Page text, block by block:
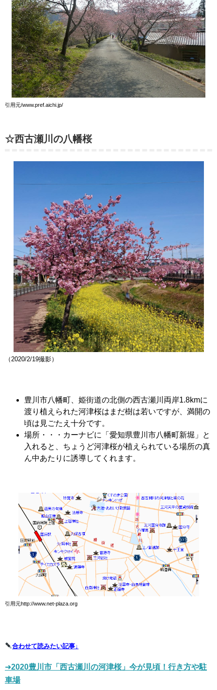
引用元/www.pref.aichi.jp/
☆西古瀬川の八幡桜
（2020/2/19撮影）
豊川市八幡町、姫街道の北側の西古瀬川両岸1.8kmに
渡り植えられた河津桜はまだ樹は若いですが、満開の
頃は見ごたえ十分です。
場所・・・カーナビに「愛知県豊川市八幡町新堀」と
入れると、ちょうど河津桜が植えられている場所の真
ん中あたりに誘導してくれます。
引用元http://www.net-plaza.org
合わせて読みたい記事↓
➜2020豊川市「西古瀬川の河津桜」今が見頃！行き方や駐
車場